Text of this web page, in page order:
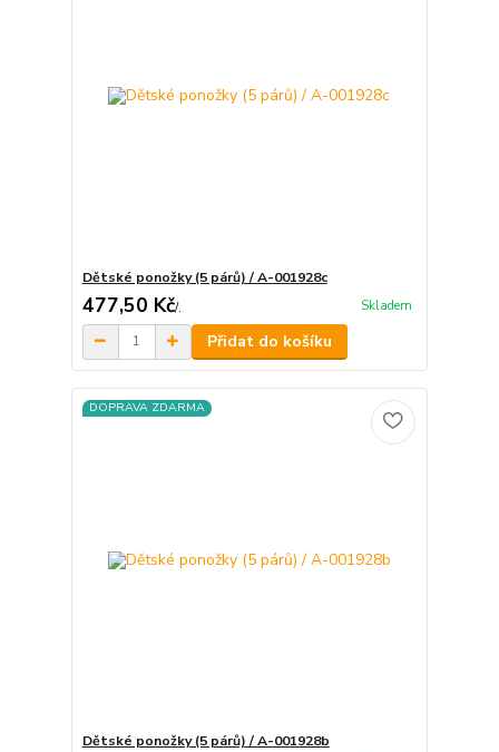
Dětské ponožky (5 párů) / A-001928c
477,50 Kč/. Skladem
Přidat do košíku
DOPRAVA ZDARMA
Dětské ponožky (5 párů) / A-001928b